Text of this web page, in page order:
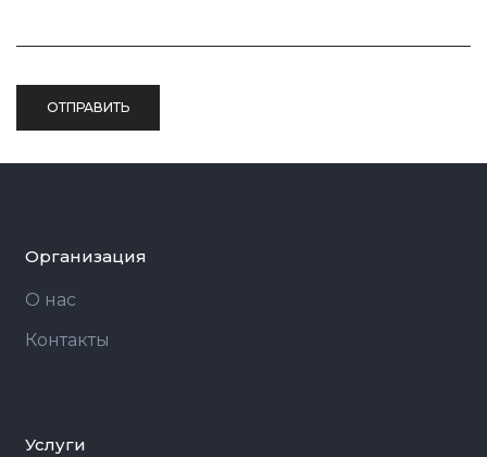
Организация
О нас
Контакты
Услуги